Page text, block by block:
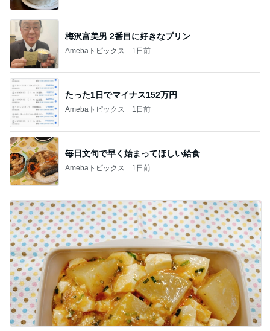
梅沢富美男 2番目に好きなプリン
Amebaトピックス 1日前
たった1日でマイナス152万円
Amebaトピックス 1日前
毎日文句で早く始まってほしい給食
Amebaトピックス 1日前